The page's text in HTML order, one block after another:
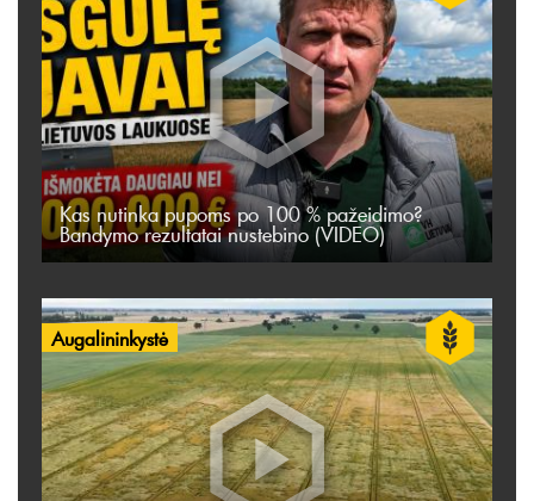
Kas nutinka pupoms po 100 % pažeidimo?
Bandymo rezultatai nustebino (VIDEO)
Augalininkystė